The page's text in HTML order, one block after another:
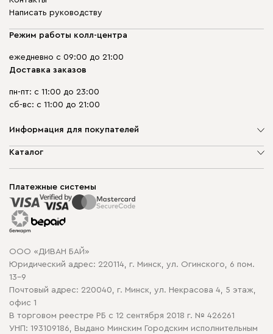
Написать руководству
Режим работы колл-центра
ежедневно с 09:00 до 21:00
Доставка заказов
пн-пт: с 11:00 до 23:00
сб-вс: с 11:00 до 21:00
Информация для покупателей
О компании
Способы оплаты
Рассрочка и кредит
Гарантия
Карта сайта
Политика конфиденциальности
Политика в отношении обработки cookie
Каталог
Корпусная мебель
Распродажа мебели
Платежные системы
ООО «ДИВАН БАЙ»
Юридический адрес: 220114, г. Минск, ул. Огинского, 6 пом.
13-9
Почтовый адрес: 220040, г. Минск, ул. Некрасова 4, 5 этаж,
офис 1
В торговом реестре РБ с 12 сентября 2018 г. № 426261
УНП: 193109186, Выдано Минским Городским исполнительным